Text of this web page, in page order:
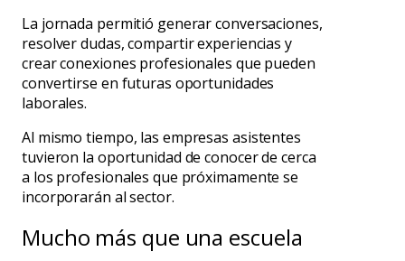
La jornada permitió generar conversaciones,
resolver dudas, compartir experiencias y
crear conexiones profesionales que pueden
convertirse en futuras oportunidades
laborales.
Al mismo tiempo, las empresas asistentes
tuvieron la oportunidad de conocer de cerca
a los profesionales que próximamente se
incorporarán al sector.
Mucho más que una escuela